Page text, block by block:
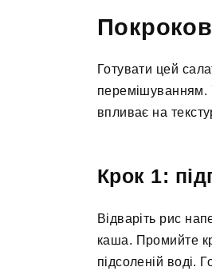
Готувати цей
перемішуванням.
впливає на
Крок 1:
Відваріть рис
каша. Промийте
підсоленій воді.